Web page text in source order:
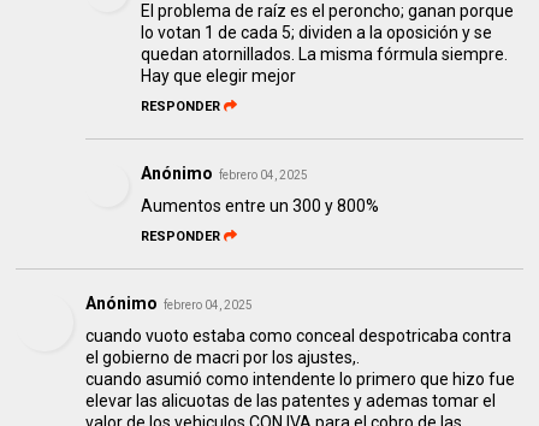
El problema de raíz es el peroncho; ganan porque
lo votan 1 de cada 5; dividen a la oposición y se
quedan atornillados. La misma fórmula siempre.
Hay que elegir mejor
RESPONDER
Anónimo febrero 04, 2025
Aumentos entre un 300 y 800%
RESPONDER
Anónimo febrero 04, 2025
cuando vuoto estaba como conceal despotricaba contra
el gobierno de macri por los ajustes,.
cuando asumió como intendente lo primero que hizo fue
elevar las alicuotas de las patentes y ademas tomar el